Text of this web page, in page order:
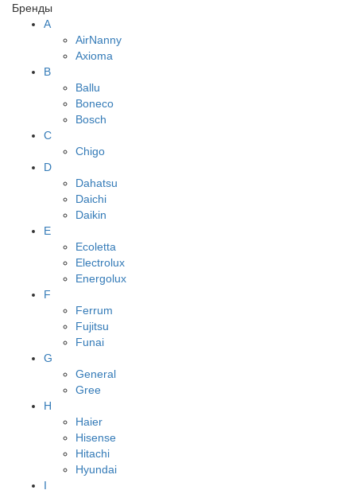
Бренды
A
AirNanny
Axioma
B
Ballu
Boneco
Bosch
C
Chigo
D
Dahatsu
Daichi
Daikin
E
Ecoletta
Electrolux
Energolux
F
Ferrum
Fujitsu
Funai
G
General
Gree
H
Haier
Hisense
Hitachi
Hyundai
I